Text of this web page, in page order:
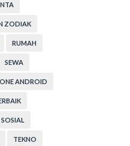
ZODIAK
RUMAH
SEWA
ANDROID
SOSIAL
TEKNO